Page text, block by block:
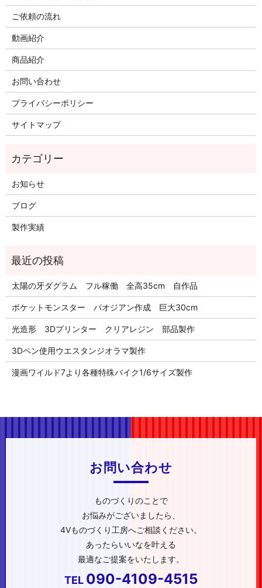
ご依頼の流れ
動画紹介
商品紹介
お問い合わせ
プライバシーポリシー
サイトマップ
お知らせ
ブログ
製作実績
太陽の牙ダグラム フル稼働 全高35cm 自作品
ポケットモンスター パオジアン作成 巨大30cm
光造形 3Dプリンター クリアレジン 部品製作
3Dペン使用ウエスタンジオラマ製作
漫画ワイルド7より各種特殊バイク1/6サイズ製作
お問い合わせ
ものづくりのことで
お悩みがございましたら、
4Vものづくり工房へご相談ください。
あったらいいなを叶える
最適なご提案をいたします。
TEL 090-4109-4515